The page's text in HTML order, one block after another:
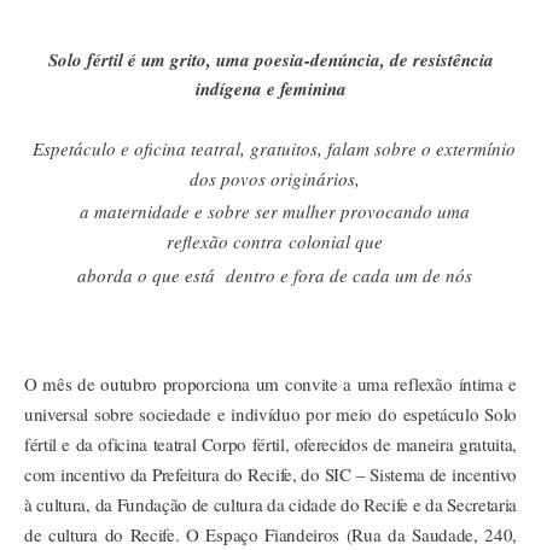
Solo fértil é um grito, uma poesia-denúncia, de resistência
indígena e feminina
Espetáculo e oficina teatral, gratuitos, falam sobre o extermínio
dos povos originários,
a maternidade e sobre ser mulher provocando uma
reflexão contra colonial que
aborda o que está dentro e fora de cada um de nós
O mês de outubro proporciona um convite a uma reflexão íntima e
universal sobre sociedade e indivíduo por meio do espetáculo Solo
fértil e da oficina teatral Corpo fértil, oferecidos de maneira gratuita,
com incentivo da Prefeitura do Recife, do SIC – Sistema de incentivo
à cultura, da Fundação de cultura da cidade do Recife e da Secretaria
de cultura do Recife. O Espaço Fiandeiros (Rua da Saudade, 240,